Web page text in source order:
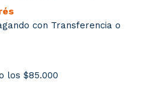
con Transferencia o
los $85.000